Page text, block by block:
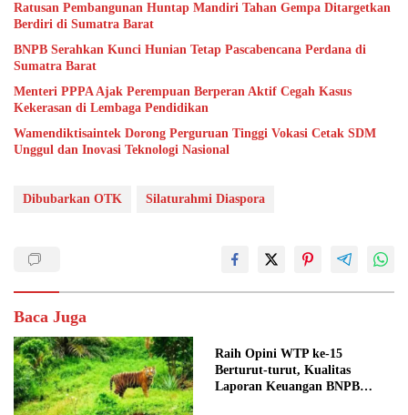
Ratusan Pembangunan Huntap Mandiri Tahan Gempa Ditargetkan
Berdiri di Sumatra Barat
BNPB Serahkan Kunci Hunian Tetap Pascabencana Perdana di
Sumatra Barat
Menteri PPPA Ajak Perempuan Berperan Aktif Cegah Kasus
Kekerasan di Lembaga Pendidikan
Wamendiktisaintek Dorong Perguruan Tinggi Vokasi Cetak SDM
Unggul dan Inovasi Teknologi Nasional
Dibubarkan OTK Silaturahmi Diaspora
Baca Juga
Raih Opini WTP ke-15
Berturut-turut, Kualitas
Laporan Keuangan BNPB